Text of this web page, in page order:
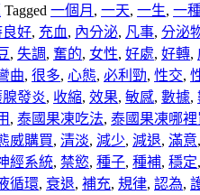
Tagged 一個月 , 一天, 一生, 一
好, 充血, 內分泌, 凡事, 分泌
, 失調, 奮的, 女性, 好處, 好轉,
曲, 很多, 心態, 必利勁, 性交,
發炎, 收縮, 效果, 敏感, 數據,
, 泰國果凍吃法, 泰國果凍哪裡
威購買, 清淡, 減少, 減退, 滿意,
經系統, 禁慾, 種子, 種補, 穩定,
循環, 衰退, 補充, 規律, 認為,